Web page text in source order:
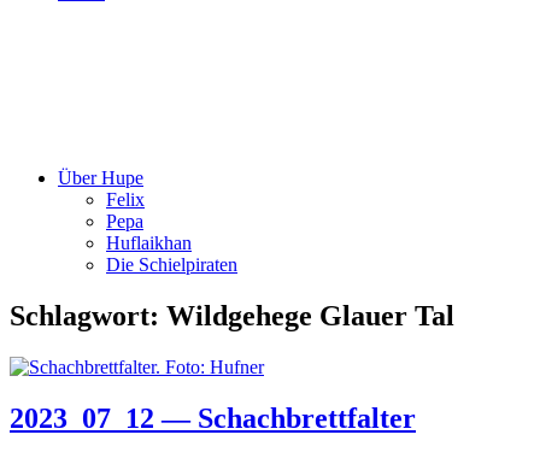
Über Hupe
Felix
Pepa
Huflaikhan
Die Schielpiraten
Schlagwort: Wildgehege Glauer Tal
2023_07_12 — Schachbrettfalter